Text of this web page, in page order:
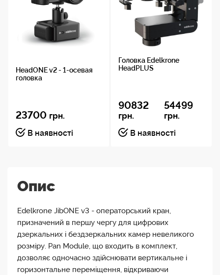
HeadONE v2 - 1-осевая
головка
23700 грн.
В наявності
Головка Edelkrone
HeadPLUS
90832
грн.
54499
грн.
В наявності
Опис
Edelkrone JibONE v3 - операторський кран,
призначений в першу чергу для цифрових
дзеркальних і бездзеркальних камер невеликого
розміру. Pan Module, що входить в комплект,
дозволяє одночасно здійснювати вертикальне і
горизонтальне переміщення, відкриваючи